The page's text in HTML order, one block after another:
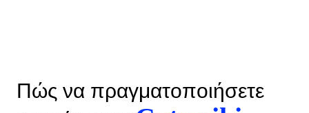
Πώς να πραγματοποιήσετε